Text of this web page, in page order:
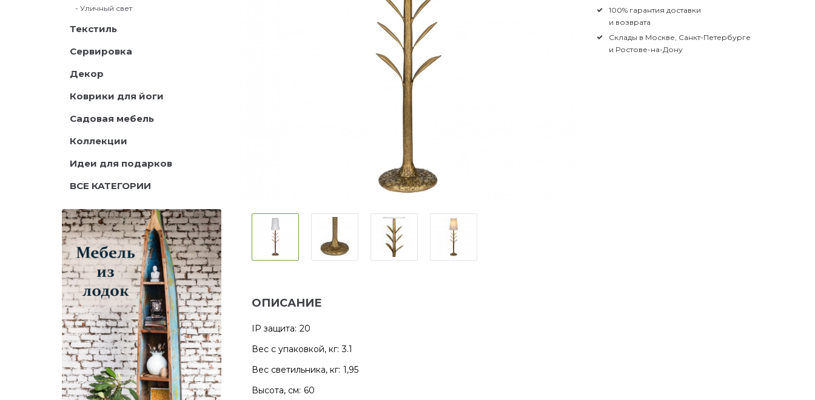
- Уличный свет
Текстиль
Сервировка
Декор
Коврики для йоги
Садовая мебель
Коллекции
Идеи для подарков
ВСЕ КАТЕГОРИИ
100% гарантия доставки
и возврата
Склады в Москве, Санкт-Петербурге
и Ростове-на-Дону
ОПИСАНИЕ
IP защита: 20
Вес с упаковкой, кг: 3.1
Вес светильника, кг: 1,95
Высота, см: 60